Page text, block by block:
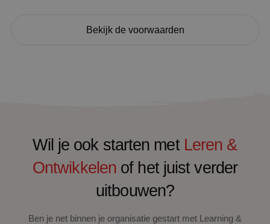
Bekijk de voorwaarden
Wil je ook starten met Leren &
Ontwikkelen of het juist verder
uitbouwen?
Ben je net binnen je organisatie gestart met Learning &